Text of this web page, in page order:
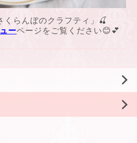
くらんぼのクラフティ」🍒
ーページをご覧ください😊💕